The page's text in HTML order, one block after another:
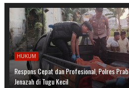
HUKUM
Respons Cepat dan Profesional, Polres
Jenazah di Tugu Kecil